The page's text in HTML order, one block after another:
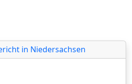
in Niedersachsen